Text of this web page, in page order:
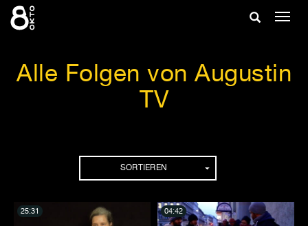
Zum
Inhalt
Suche
Alle Folgen von Augustin
TV
SORTIEREN
25:31 04:42